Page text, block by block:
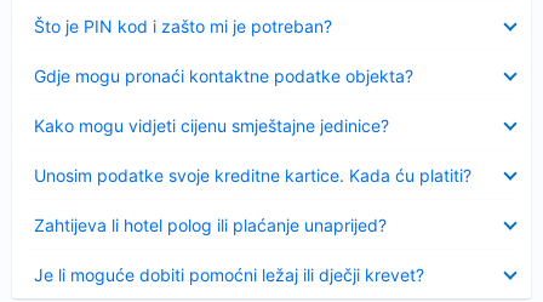
Što je PIN kod i zašto mi je potreban?
Sažeto
Gdje mogu pronaći kontaktne podatke objekta?
Kako mogu vidjeti cijenu smještajne jedinice?
Unosim podatke svoje kreditne kartice. Kada ću platiti?
Zahtijeva li hotel polog ili plaćanje unaprijed?
Je li moguće dobiti pomoćni ležaj ili dječji krevet?